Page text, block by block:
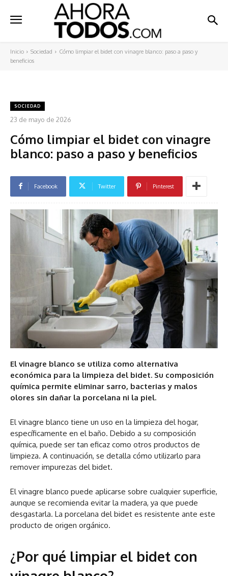
Inicio Sociedad
Cómo limpiar el bidet con vinagre blanco: paso a paso y
beneficios
SOCIEDAD
23 de mayo de 2026
Cómo limpiar el bidet con vinagre
blanco: paso a paso y beneficios
Facebook Twitter Pinterest
El vinagre blanco se utiliza como alternativa
económica para la limpieza del bidet. Su composición
química permite eliminar sarro, bacterias y malos
olores sin dañar la porcelana ni la piel.
El vinagre blanco tiene un uso en la limpieza del hogar,
específicamente en el baño. Debido a su composición
química, puede ser tan eficaz como otros productos de
limpieza. A continuación, se detalla cómo utilizarlo para
remover impurezas del bidet.
El vinagre blanco puede aplicarse sobre cualquier superficie,
aunque se recomienda evitar la madera, ya que puede
desgastarla. La porcelana del bidet es resistente ante este
producto de origen orgánico.
¿Por qué limpiar el bidet con